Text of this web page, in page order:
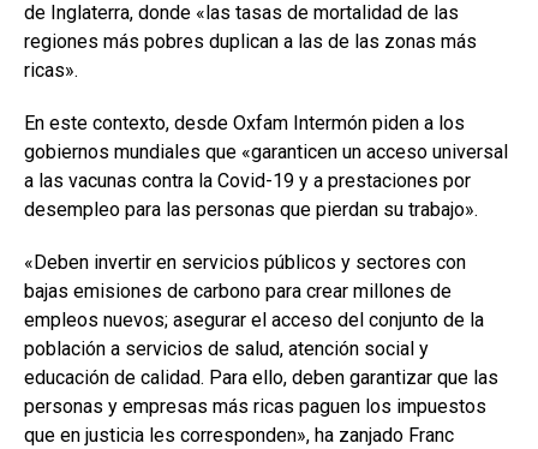
de Inglaterra, donde «las tasas de mortalidad de las
regiones más pobres duplican a las de las zonas más
ricas».
En este contexto, desde Oxfam Intermón piden a los
gobiernos mundiales que «garanticen un acceso universal
a las vacunas contra la Covid-19 y a prestaciones por
desempleo para las personas que pierdan su trabajo».
«Deben invertir en servicios públicos y sectores con
bajas emisiones de carbono para crear millones de
empleos nuevos; asegurar el acceso del conjunto de la
población a servicios de salud, atención social y
educación de calidad. Para ello, deben garantizar que las
personas y empresas más ricas paguen los impuestos
que en justicia les corresponden», ha zanjado Franc